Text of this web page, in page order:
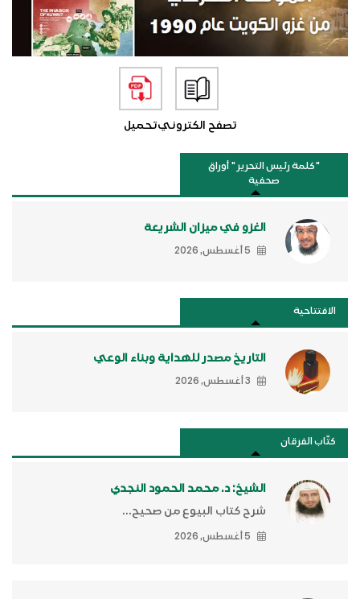
تصفح الكترونيتحميل
"كلمة رئيس التحرير " أوراق
صحفية
الغزو في ميزان الشريعة
5 أغسطس, 2026
الافتتاحية
التاريخ مصدر للهداية وبناء الوعي
3 أغسطس, 2026
كتَّاب الفرقان
الشيخ: د. محمد الحمود النجدي
شرح كتاب البيوع من صحيح...
5 أغسطس, 2026